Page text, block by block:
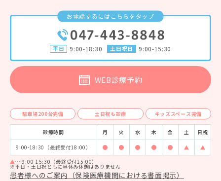
お電話するにはこちらをタップ
平日 9:00-18:30 土日祝日 9:00-15:30
WEB診療予約
駐車場200台完備 土日祝も診療 キッズスペース完備
診療時間 月 火 水 木 金 土 日祝
9:00-18:30（最終受付18:00） 診療時間 9:00-18:00
診療時間 9:00-18:00
診療時間 9:00-18:00
診療時間 9:00-18:00
診療時間 9:00-
診療時間
… 9:00-15:30（最終受付15:00）
※平日・土日祝ともに昼休み休憩はありません
患者様へのご案内（保険医療機関における書面掲示）